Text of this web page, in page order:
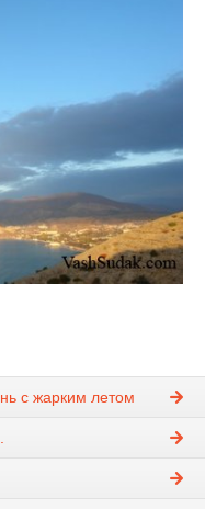
с жарким летом